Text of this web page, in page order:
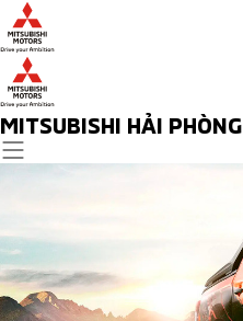
MITSUBISHI HẢI PHÒNG